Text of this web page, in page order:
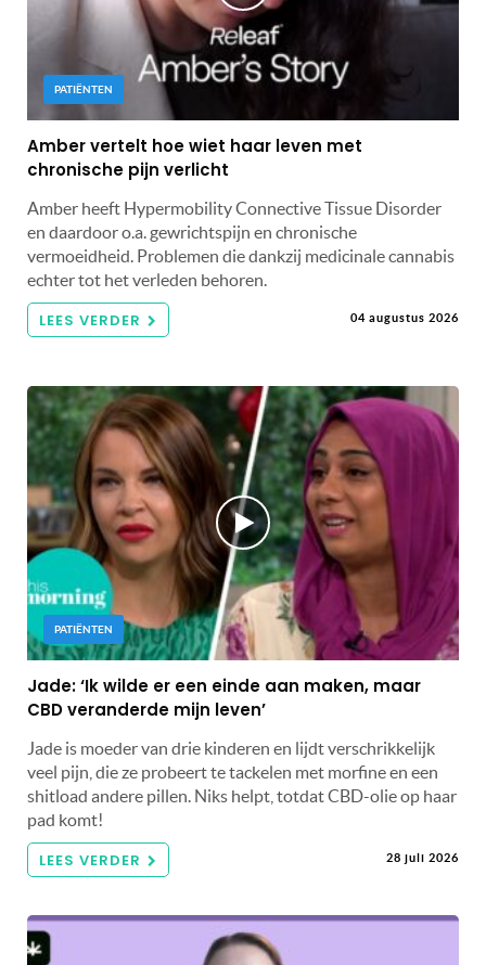
PATIËNTEN
Amber vertelt hoe wiet haar leven met
chronische pijn verlicht
Amber heeft Hypermobility Connective Tissue Disorder
en daardoor o.a. gewrichtspijn en chronische
vermoeidheid. Problemen die dankzij medicinale cannabis
echter tot het verleden behoren.
LEES VERDER 04 augustus 2026
PATIËNTEN
Jade: ‘Ik wilde er een einde aan maken, maar
CBD veranderde mijn leven’
Jade is moeder van drie kinderen en lijdt verschrikkelijk
veel pijn, die ze probeert te tackelen met morfine en een
shitload andere pillen. Niks helpt, totdat CBD-olie op haar
pad komt!
LEES VERDER 28 juli 2026